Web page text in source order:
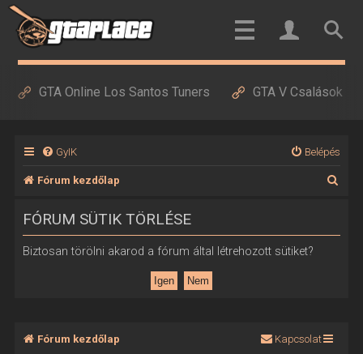
GTA Online Los Santos Tuners GTA V Csalások
GyIK Belépés
Fórum kezdőlap
FÓRUM SÜTIK TÖRLÉSE
Biztosan törölni akarod a fórum által létrehozott sütiket?
Fórum kezdőlap Kapcsolat